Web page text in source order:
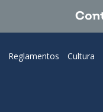
Reglamentos Cultura